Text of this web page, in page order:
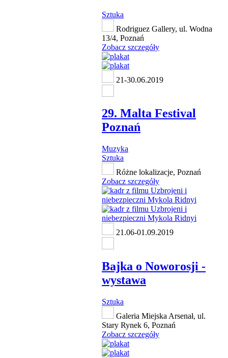
Sztuka
Rodriguez Gallery, ul. Wodna
13/4, Poznań
Zobacz szczegóły
21-30.06.2019
29. Malta Festival
Poznań
Muzyka
Sztuka
Różne lokalizacje, Poznań
Zobacz szczegóły
21.06-01.09.2019
Bajka o Noworosji -
wystawa
Sztuka
Galeria Miejska Arsenał, ul.
Stary Rynek 6, Poznań
Zobacz szczegóły